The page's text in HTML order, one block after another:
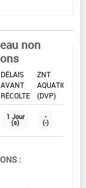
non
DÉLAIS
AVANT
RÉCOLTE
ZNT
AQUATIQUE
(DVP)
1 Jour
(s)
-
(-)
: